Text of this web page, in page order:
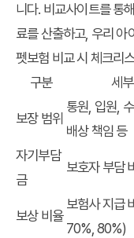
니다. 비교사이트를 통
료를 산출하고, 우리 아
펫보험 비교 시 체크리
구분
세
보장 범위
통원, 입원,
배상 책임 등
자기부담
금
보호자 부담
보상 비율
보험사 지급
70%, 80%)